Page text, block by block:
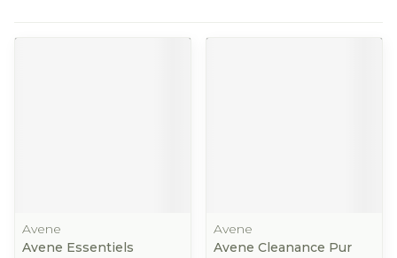
Avene
Avene Essentiels
Avene
Avene Cleanance Pur